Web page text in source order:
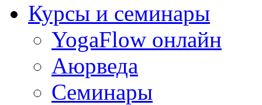
Курсы и семинары
YogaFlow онлайн
Аюрведа
Семинары